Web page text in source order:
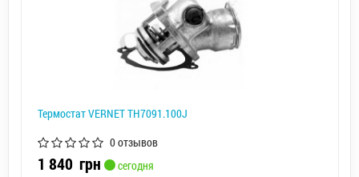
Термостат VERNET TH7091.100J
0 отзывов
1 840 грн
сегодня